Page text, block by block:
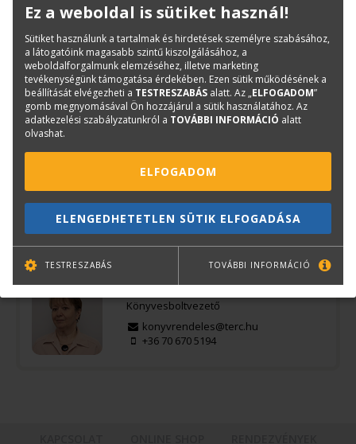
Könyvinfó
Kategóriák
Norma-, kiírógyűjtemények
ISBN:
ÖN 95.
Méret:
A/4
Oldalak száma:
133
Kiadó:
Kiadás éve:
2025
magyar
Kérdése van?
Könyvesboltvezető
konyvrendeles@terc.hu
+36 70 670 5194
Ez a weboldal is sütiket használ!
Sütiket használunk a tartalmak és hirdetések személyre szabásához,
a látogatóink magasabb szintű kiszolgálásához, a
weboldalforgalmunk elemzéséhez, illetve marketing
tevékenységünk támogatása érdekében. Ezen sütik működésének a
beállítását elvégezheti a TESTRESZABÁS alatt. Az „ELFOGADOM”
gomb megnyomásával Ön hozzájárul a sütik használatához. Az
adatkezelési szabályzatunkról a TOVÁBBI INFORMÁCIÓ alatt
olvashat.
ELFOGADOM
ELENGEDHETETLEN SÜTIK ELFOGADÁSA
TESTRESZABÁS TOVÁBBI INFORMÁCIÓ